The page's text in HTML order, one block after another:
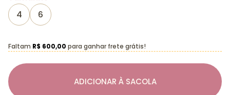
4
6
ADICIONAR À SACOLA
Faltam R$ 600,00 para ganhar frete grátis!